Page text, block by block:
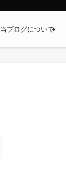
当ブログについて